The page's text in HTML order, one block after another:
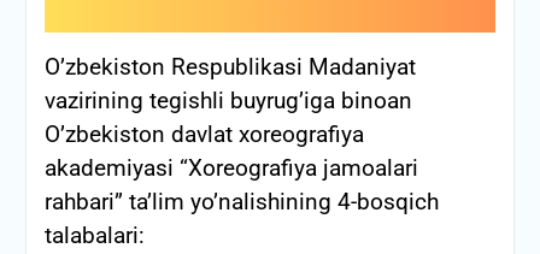
O’zbekiston Respublikasi Madaniyat
vazirining tegishli buyrug’iga binoan
O’zbekiston davlat xoreografiya
akademiyasi “Xoreografiya jamoalari
rahbari” ta’lim yo’nalishining 4-bosqich
talabalari: